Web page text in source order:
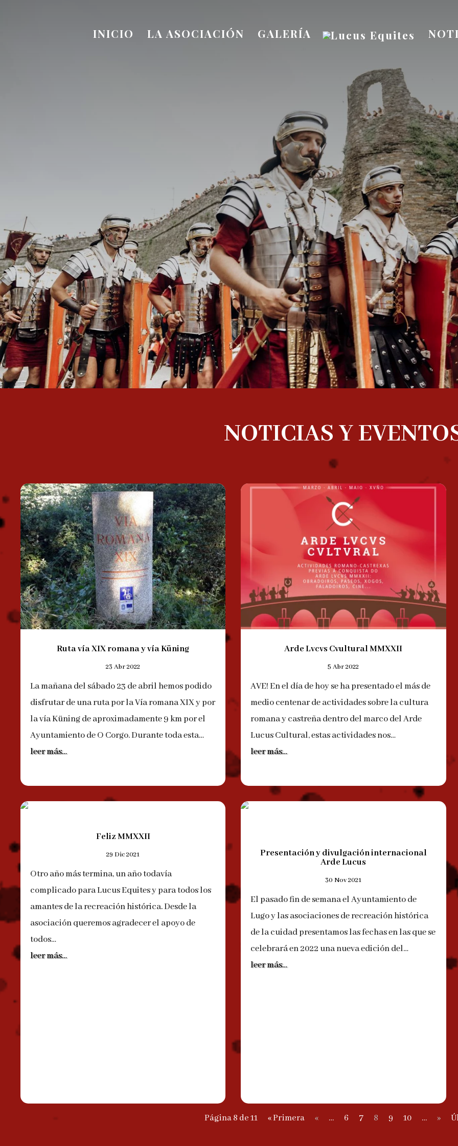
INICIO LA ASOCIACIÓN GALERÍA
NOTICIAS Y
Ruta vía XIX romana y vía Küning
23 Abr 2022
La mañana del sábado 23 de abril hemos podido
disfrutar de una ruta por la Vía romana XIX y por
la vía Küning de aproximadamente 9 km por el
Ayuntamiento de O Corgo. Durante toda esta…
leer más…
Arde Lvcvs Cvultural MMXXII
5 Abr 2022
AVE! En el día de hoy se ha presentado el más de
medio centenar de actividades sobre la cultura
romana y castreña dentro del marco del Arde
Lucus Cultural, estas actividades nos…
leer más…
Feliz MMXXII
29 Dic 2021
Otro año más termina, un año todavía
complicado para Lucus Equites y para todos los
amantes de la recreación histórica. Desde la
asociación queremos agradecer el apoyo de
todos…
leer más…
Presentación y divulgación internacional
Arde Lucus
30 Nov 2021
El pasado fin de semana el Ayuntamiento de
Lugo y las asociaciones de recreación histórica
de la cuidad presentamos las fechas en las que se
celebrará en 2022 una nueva edición del…
leer más…
Página 8 de 11 « Primera « … 6 7 8 9 10 … »